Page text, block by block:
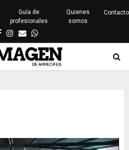
Guía de
profesionales
Quienes
somos
Contacto
Facebook
Instagram
EmailWhatsapp